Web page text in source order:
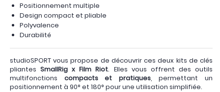
Positionnement multiple
Design compact et pliable
Polyvalence
Durabilité
studioSPORT vous propose de découvrir ces deux kits de clés
pliantesSmallRig x Film Riot. Elles vous offrent des outils
multifonctions compacts et pratiques, permettant un
positionnement à 90° et 180° pour une utilisation simplifiée.